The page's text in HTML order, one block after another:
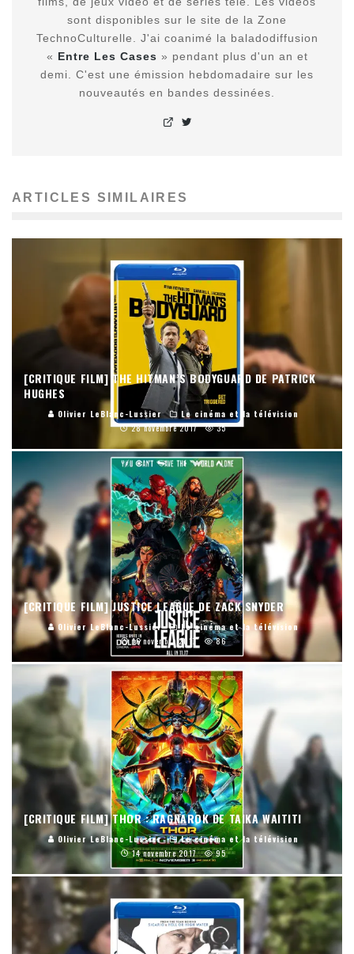
sont disponibles sur le site de la Zone
TechnoCulturelle. J'ai coanimé la baladodiffusion
« Entre Les Cases » pendant plus d'un an et
demi. C'est une émission hebdomadaire sur les
nouveautés en bandes dessinées.
ARTICLES SIMILAIRES
[CRITIQUE FILM] THE HITMAN’S BODYGUARD DE PATRICK
HUGHES
Olivier LeBlanc-Lussier
Le cinéma et la télévision
28 novembre 2017
35
[CRITIQUE FILM] JUSTICE LEAGUE DE ZACK SNYDER
Olivier LeBlanc-Lussier
Le cinéma et la télévision
16 novembre 2017
86
[CRITIQUE FILM] THOR : RAGNAROK DE TAIKA WAITITI
Olivier LeBlanc-Lussier
Le cinéma et la télévision
14 novembre 2017
95